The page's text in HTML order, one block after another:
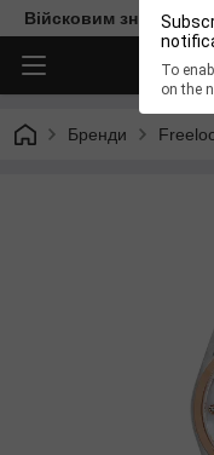
To
on the
Війсковим знижка -
Бренди